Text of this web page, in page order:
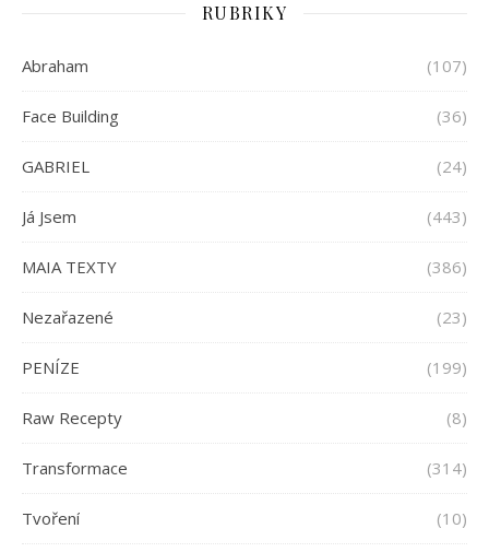
RUBRIKY
Abraham (107)
Face Building (36)
GABRIEL (24)
Já Jsem (443)
MAIA TEXTY (386)
Nezařazené (23)
PENÍZE (199)
Raw Recepty (8)
Transformace (314)
Tvoření (10)